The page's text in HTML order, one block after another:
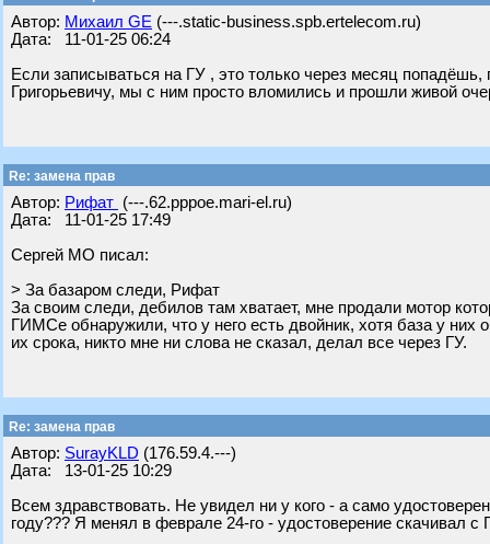
Автор: Михаил GE (---.static-business.spb.ertelecom.ru)
Дата: 11-01-25 06:24
Если записываться на ГУ , это только через месяц
Григорьевичу, мы с ним просто вломились и прошли живой
Re: замена прав
Автор: Рифат (---.62.pppoe.mari-el.ru)
Дата: 11-01-25 17:49
Сергей МО писал:
> За базаром следи, Рифат
За своим следи, дебилов там хватает, мне продали мотор
ГИМСе обнаружили, что у него есть двойник, хотя база у
их срока, никто мне ни слова не сказал, делал все через ГУ.
Re: замена прав
Автор: SurayKLD (176.59.4.---)
Дата: 13-01-25 10:29
Всем здравствовать. Не увидел ни у кого - а само
году??? Я менял в феврале 24-го - удостоверение скачивал